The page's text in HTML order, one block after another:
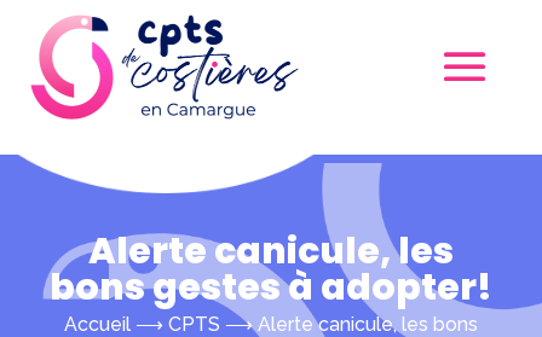
Alerte canicule, les
bons gestes à adopter!
Accueil⟶ CPTS ⟶Alerte canicule, les bons